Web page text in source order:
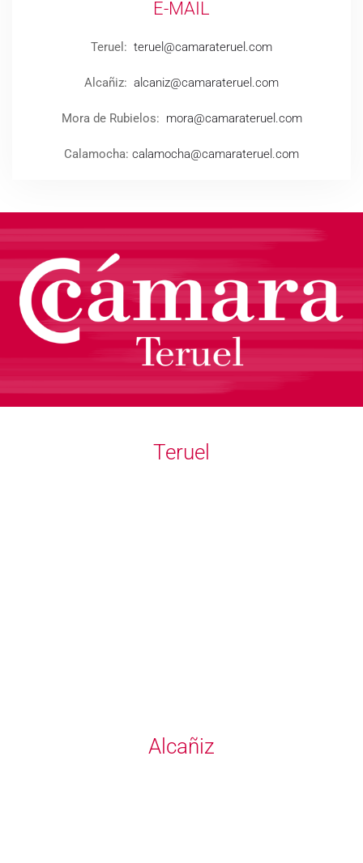
E-MAIL
Teruel: teruel@camarateruel.com
Alcañiz: alcaniz@camarateruel.com
Mora de Rubielos: mora@camarateruel.com
Calamocha: calamocha@camarateruel.com
Teruel
Alcañiz